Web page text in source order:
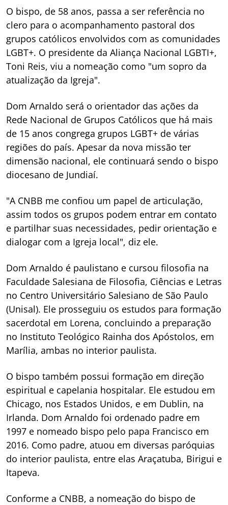
O bispo, de 58 anos, passa a ser referência no
clero para o acompanhamento pastoral dos
grupos católicos envolvidos com as comunidades
LGBT+. O presidente da Aliança Nacional LGBTI+,
Toni Reis, viu a nomeação como "um sopro da
atualização da Igreja".
Dom Arnaldo será o orientador das ações da
Rede Nacional de Grupos Católicos que há mais
de 15 anos congrega grupos LGBT+ de várias
regiões do país. Apesar da nova missão ter
dimensão nacional, ele continuará sendo o bispo
diocesano de Jundiaí.
"A CNBB me confiou um papel de articulação,
assim todos os grupos podem entrar em contato
e partilhar suas necessidades, pedir orientação e
dialogar com a Igreja local", diz ele.
Dom Arnaldo é paulistano e cursou filosofia na
Faculdade Salesiana de Filosofia, Ciências e Letras
no Centro Universitário Salesiano de São Paulo
(Unisal). Ele prosseguiu os estudos para formação
sacerdotal em Lorena, concluindo a preparação
no Instituto Teológico Rainha dos Apóstolos, em
Marília, ambas no interior paulista.
O bispo também possui formação em direção
espiritual e capelania hospitalar. Ele estudou em
Chicago, nos Estados Unidos, e em Dublin, na
Irlanda. Dom Arnaldo foi ordenado padre em
1997 e nomeado bispo pelo papa Francisco em
2016. Como padre, atuou em diversas paróquias
do interior paulista, entre elas Araçatuba, Birigui e
Itapeva.
Conforme a CNBB, a nomeação do bispo de